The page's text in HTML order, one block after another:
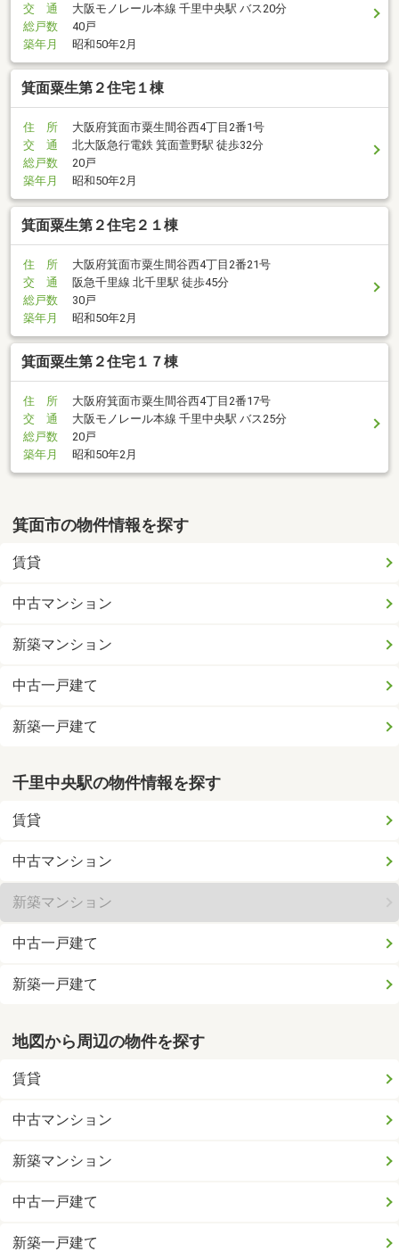
交 通
大阪モノレール本線 千里中央駅 バス20分
総戸数
40戸
築年月
昭和50年2月
箕面粟生第２住宅１棟
住 所
大阪府箕面市粟生間谷西4丁目2番1号
交 通
北大阪急行電鉄 箕面萱野駅 徒歩32分
総戸数
20戸
築年月
昭和50年2月
箕面粟生第２住宅２１棟
住 所
大阪府箕面市粟生間谷西4丁目2番21号
交 通
阪急千里線 北千里駅 徒歩45分
総戸数
30戸
築年月
昭和50年2月
箕面粟生第２住宅１７棟
住 所
大阪府箕面市粟生間谷西4丁目2番17号
交 通
大阪モノレール本線 千里中央駅 バス25分
総戸数
20戸
築年月
昭和50年2月
箕面市の物件情報を探す
賃貸
中古マンション
新築マンション
中古一戸建て
新築一戸建て
千里中央駅の物件情報を探す
賃貸
中古マンション
新築マンション
中古一戸建て
新築一戸建て
地図から周辺の物件を探す
賃貸
中古マンション
新築マンション
中古一戸建て
新築一戸建て